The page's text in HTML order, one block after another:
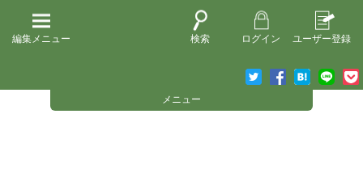
編集メニュー 検索 ログイン ユーザー登録
メニュー